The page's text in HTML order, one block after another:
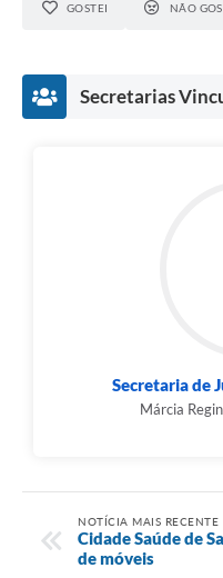
GOSTEI NÃO
Secretarias
Secretaria de
Márcia
NOTÍCIA MAIS RECENTE
Cidade Saúde de
de móveis